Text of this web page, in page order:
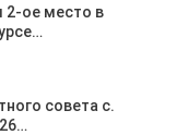
2-ое место в
совета с.